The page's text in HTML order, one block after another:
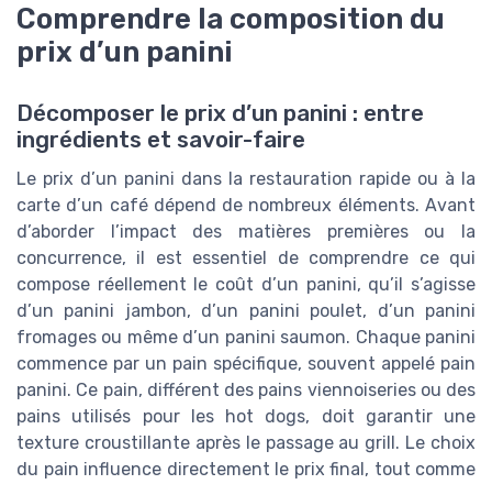
Comprendre la composition du
prix d’un panini
Décomposer le prix d’un panini : entre
ingrédients et savoir-faire
Le prix d’un panini dans la restauration rapide ou à la
carte d’un café dépend de nombreux éléments. Avant
d’aborder l’impact des matières premières ou la
concurrence, il est essentiel de comprendre ce qui
compose réellement le coût d’un panini, qu’il s’agisse
d’un panini jambon, d’un panini poulet, d’un panini
fromages ou même d’un panini saumon. Chaque panini
commence par un pain spécifique, souvent appelé pain
panini. Ce pain, différent des pains viennoiseries ou des
pains utilisés pour les hot dogs, doit garantir une
texture croustillante après le passage au grill. Le choix
du pain influence directement le prix final, tout comme